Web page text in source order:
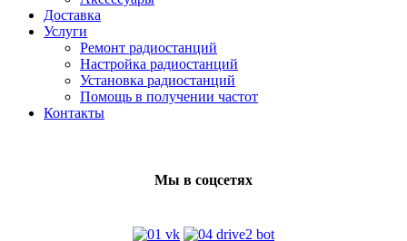
Доставка
Услуги
Ремонт радиостанций
Настройка радиостанций
Установка радиостанций
Помощь в получении частот
Контакты
Мы в соцсетях